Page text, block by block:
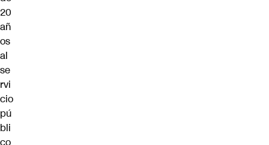
20
añ
os
al
se
rvi
cio
pú
bli